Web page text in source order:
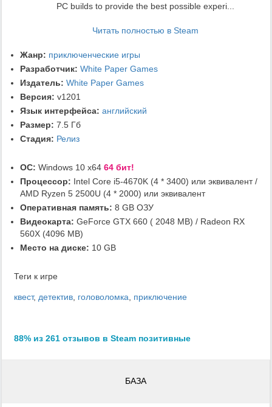
PC builds to provide the best possible experi...
Читать полностью в Steam
Жанр: приключенческие игры
Разработчик: White Paper Games
Издатель: White Paper Games
Версия: v1201
Язык интерфейса: английский
Размер: 7.5 Гб
Стадия: Релиз
ОС: Windows 10 x64 64 бит!
Процессор: Intel Core i5-4670K (4 * 3400) или эквивалент /
AMD Ryzen 5 2500U (4 * 2000) или эквивалент
Оперативная память: 8 GB ОЗУ
Видеокарта: GeForce GTX 660 ( 2048 MB) / Radeon RX
560X (4096 MB)
Место на диске: 10 GB
Теги к игре
квест, детектив головоломка приключение
88% из 261 отзывов в Steam позитивные
БАЗА